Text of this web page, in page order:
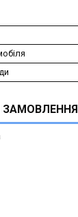
ЗАМОВЛЕННЯ